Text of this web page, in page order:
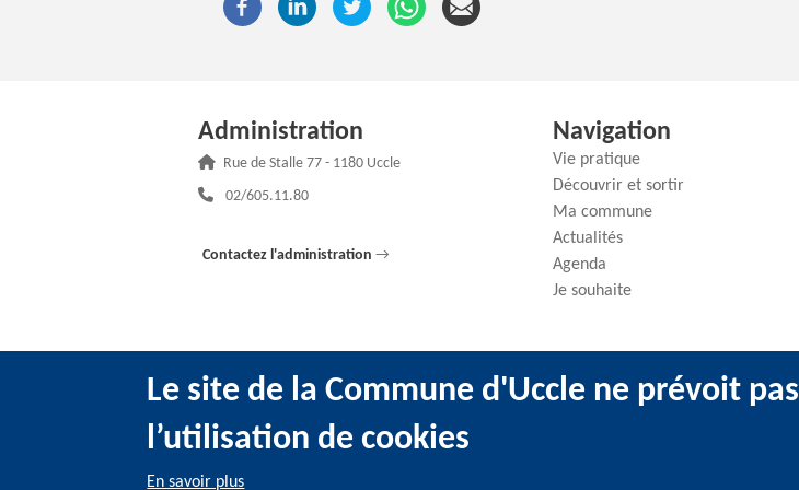
Administration
Adresse :
Rue de Stalle 77 - 1180 Uccle
Téléphone :
02/605.11.80
Contactez l'administration →
Navigation
Vie pratique
Découvrir et sortir
Ma commune
Actualités
Agenda
Je souhaite
Le site de la Commune d'Uccle ne prévoit pas
l’utilisation de cookies
En savoir plus